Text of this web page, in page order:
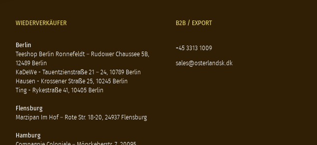
WIEDERVERKÄUFER
Berlin
Teeshop Berlin Ronnefeldt – Rudower Chaussee 5B,
12489 Berlin
KaDeWe - Tauentzienstraße 21 – 24, 10789 Berlin
Hausen - Krossener Straße 25, 10245 Berlin
Ting - Rykestraße 41, 10405 Berlin
Flensburg
Marzipan Im Hof – Rote Str. 18-20, 24937 Flensburg
Hamburg
B2B / EXPORT
+45 3313 1009
sales@osterlandsk.dk